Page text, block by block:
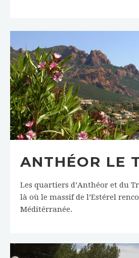
ANTHÉOR LE
Les quartiers d’Anthéor et du
là où le massif de l’Estérel
Méditérranée.